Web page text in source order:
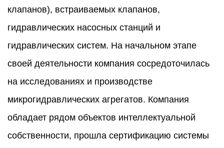
клапанов), встраиваемых клапанов,
гидравлических насосных станций и
гидравлических систем. На начальном этапе
своей деятельности компания сосредоточилась
на исследованиях и производстве
микрогидравлических агрегатов. Компания
обладает рядом объектов интеллектуальной
собственности, прошла сертификацию системы